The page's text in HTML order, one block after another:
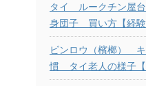
タイ ルークチン屋
身団子 買い方【経験
ビンロウ（檳榔）
慣 タイ老人の様子【